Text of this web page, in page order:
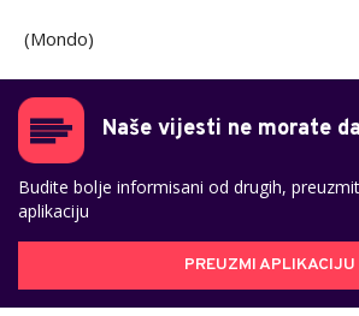
(Mondo)
Naše vijesti ne morate
Budite bolje informisani od drugih,
aplikaciju
PREUZMI APLIKACIJU